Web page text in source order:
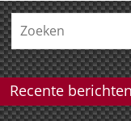
Recente berichten